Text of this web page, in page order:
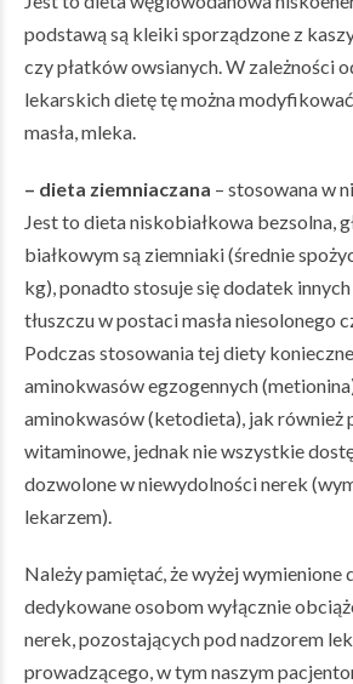
podstawą są kleiki sporządzone z
czy płatków owsianych. W zależności
lekarskich dietę tę można
masła, mleka.
– dieta ziemniaczana – stosowana w
Jest to dieta niskobiałkowa bezsolna,
białkowym są ziemniaki (średnie
kg), ponadto stosuje się dodatek
tłuszczu w postaci masła niesolonego
Podczas stosowania tej diety
aminokwasów egzogennych
aminokwasów (ketodieta), jak również
witaminowe, jednak nie wszystkie
dozwolone w niewydolności nerek
lekarzem).
Należy pamiętać, że wyżej wymienione
dedykowane osobom wyłącznie
nerek, pozostających pod nadzorem
prowadzącego, w tym naszym